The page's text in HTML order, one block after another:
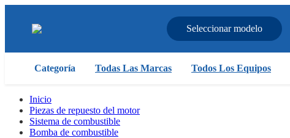
Seleccionar modelo
Categoría Todas Las Marcas Todos Los Equipos
Inicio
Piezas de repuesto del motor
Sistema de combustible
Bomba de combustible